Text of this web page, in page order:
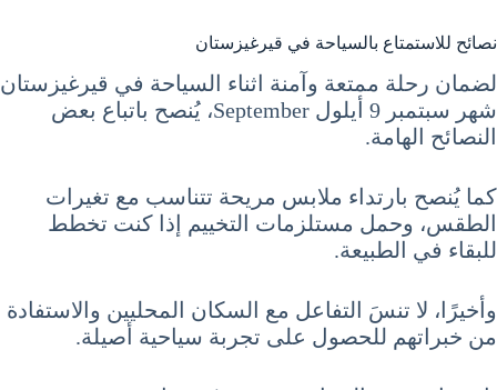
نصائح للاستمتاع بالسياحة في قيرغيزستان
لضمان رحلة ممتعة وآمنة اثناء السياحة في قيرغيزستان
شهر سبتمبر 9 أيلول September، يُنصح باتباع بعض
النصائح الهامة.
كما يُنصح بارتداء ملابس مريحة تتناسب مع تغيرات
الطقس، وحمل مستلزمات التخييم إذا كنت تخطط
للبقاء في الطبيعة.
وأخيرًا، لا تنسَ التفاعل مع السكان المحليين والاستفادة
من خبراتهم للحصول على تجربة سياحية أصيلة.